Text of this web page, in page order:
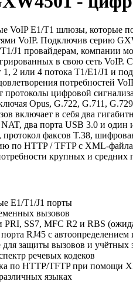
VoIP E1/T1 шлюзы, которые
VoIP. Подключив серию
J1 провайдерам, компании
в свою сеть VoIP.
2 или 4 потока T1/E1/J1 и
потребностей
цифровой
Opus, G.722, G.711,
включает в себя два
два порта USB 3.0 и
протокол факсов T.38,
по HTTP / TFTP с XML-
крупных и средних
E1/T1/J1 порты
вызовов
PRI, SS7, MFC R2 и RBS
RJ45 с
защиты вызовов и учётных
речевых кодеков
по HTTP/TFTP при помощи
языках